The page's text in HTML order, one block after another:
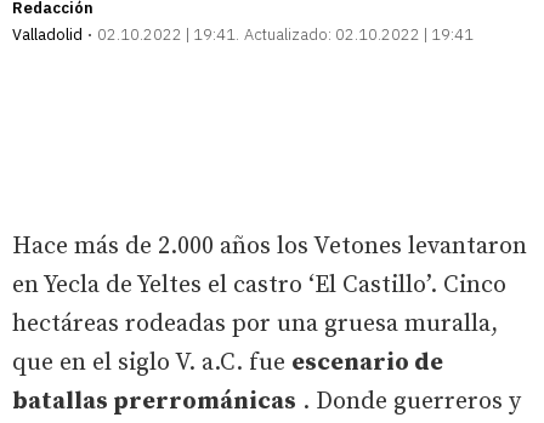
Redacción
Valladolid
02.10.2022 | 19:41 Actualizado: 02.10.2022 | 19:41
Hace más de 2.000 años los Vetones levantaron
en Yecla de Yeltes el castro ‘El Castillo’. Cinco
hectáreas rodeadas por una gruesa muralla,
que en el siglo V. a.C. fue escenario de
batallas prerrománicas . Donde guerreros y